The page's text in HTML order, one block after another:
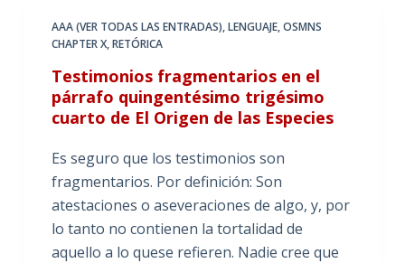
AAA (VER TODAS LAS ENTRADAS),LENGUAJE,OSMNS
CHAPTER X,RETÓRICA
Testimonios fragmentarios en el
párrafo quingentésimo trigésimo
cuarto de El Origen de las Especies
Es seguro que los testimonios son
fragmentarios. Por definición: Son
atestaciones o aseveraciones de algo, y, por
lo tanto no contienen la tortalidad de
aquello a lo quese refieren. Nadie cree que